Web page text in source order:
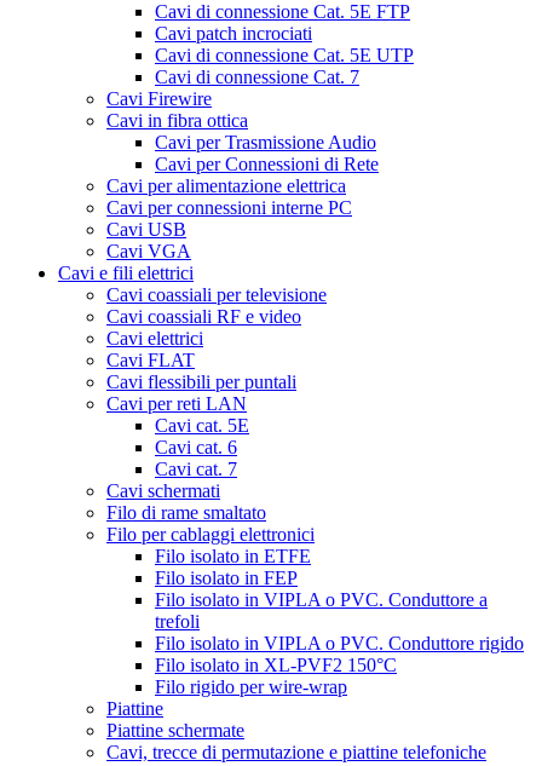
Cavi di connessione Cat. 5E FTP
Cavi patch incrociati
Cavi di connessione Cat. 5E UTP
Cavi di connessione Cat. 7
Cavi Firewire
Cavi in fibra ottica
Cavi per Trasmissione Audio
Cavi per Connessioni di Rete
Cavi per alimentazione elettrica
Cavi per connessioni interne PC
Cavi USB
Cavi VGA
Cavi e fili elettrici
Cavi coassiali per televisione
Cavi coassiali RF e video
Cavi elettrici
Cavi FLAT
Cavi flessibili per puntali
Cavi per reti LAN
Cavi cat. 5E
Cavi cat. 6
Cavi cat. 7
Cavi schermati
Filo di rame smaltato
Filo per cablaggi elettronici
Filo isolato in ETFE
Filo isolato in FEP
Filo isolato in VIPLA o PVC. Conduttore a
trefoli
Filo isolato in VIPLA o PVC. Conduttore rigido
Filo isolato in XL-PVF2 150°C
Filo rigido per wire-wrap
Piattine
Piattine schermate
Cavi, trecce di permutazione e piattine telefoniche